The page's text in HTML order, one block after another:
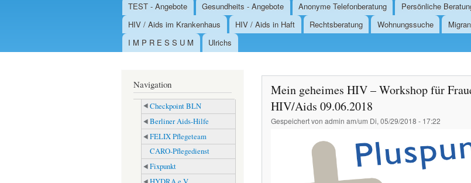
Hauptmenü
TEST - Angebote Gesundheits - Angebote Anonyme Telefonberatung Persönliche
HIV / Aids im Krankenhaus
HIV / Aids in Haft Rechtsberatung Wohnungssuche
I M P R E S S U M
Ulrichs
Navigation
Checkpoint BLN
Berliner Aids-Hilfe
FELIX Pflegeteam
CARO-Pflegedienst
Fixpunkt
Mein geheimes HIV – Workshop für
HIV/Aids 09.06.2018
Gespeichert von admin am/um Di, 05/29/2018 - 17:22